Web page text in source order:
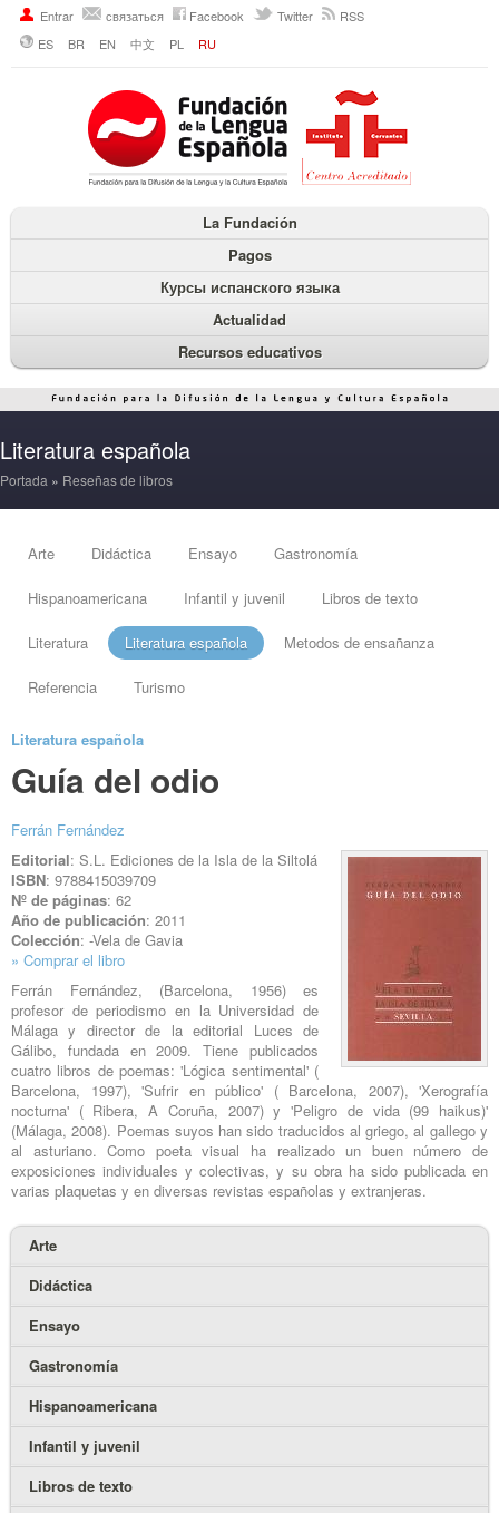
Entrar связаться Facebook Twitter
RSS
ES
BR EN 中文 PL RU
La Fundación
Pagos
Курсы испанского языка
Actualidad
Recursos educativos
Literatura española
Portada » Reseñas de libros
Arte Didáctica Ensayo Gastronomía
Hispanoamericana Infantil y juvenil Libros de texto
Literatura Literatura española Metodos de ensañanza
Referencia Turismo
Literatura española
Guía del odio
Ferrán Fernández
Editorial: S.L. Ediciones de la Isla de la Siltolá
ISBN: 9788415039709
Nº de páginas: 62
Año de publicación: 2011
Colección: -Vela de Gavia
» Comprar el libro
Ferrán Fernández, (Barcelona, 1956) es
profesor de periodismo en la Universidad de
Málaga y director de la editorial Luces de
Gálibo, fundada en 2009. Tiene publicados
cuatro libros de poemas: 'Lógica sentimental' (
Barcelona, 1997), 'Sufrir en público' ( Barcelona, 2007), 'Xerografía
nocturna' ( Ribera, A Coruña, 2007) y 'Peligro de vida (99 haikus)'
(Málaga, 2008). Poemas suyos han sido traducidos al griego, al gallego y
al asturiano. Como poeta visual ha realizado un buen número de
exposiciones individuales y colectivas, y su obra ha sido publicada en
varias plaquetas y en diversas revistas españolas y extranjeras.
Arte
Didáctica
Ensayo
Gastronomía
Hispanoamericana
Infantil y juvenil
Libros de texto